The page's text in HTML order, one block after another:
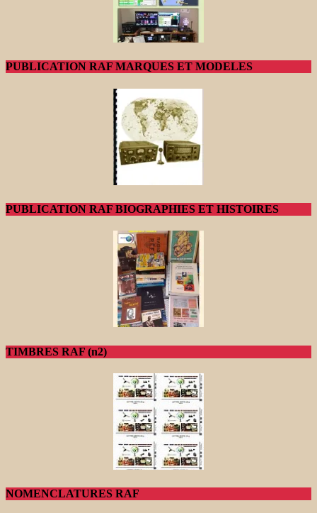
PUBLICATION RAF MARQUES ET MODELES
PUBLICATION RAF BIOGRAPHIES ET HISTOIRES
TIMBRES RAF (n2)
NOMENCLATURES RAF